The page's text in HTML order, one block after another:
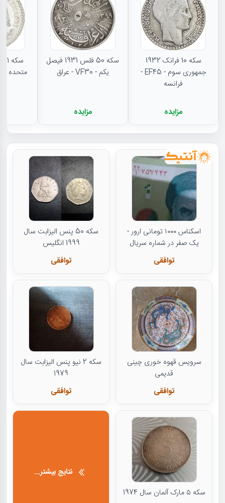
سکه 10 فرانک 1932
جمهوری سوم - EF45 -
فرانسه
مزایده
سکه 50 فلس 1931 فیصل
یکم - VF30 - عراق
مزایده
متحده - MS62 - مکزیک
اسکناس ۱۰۰۰ تومانی ارور -
یک صفر در شماره سریال
توافقی
سکه 50 پنس الیزابت سال
1999 انگلیس
توافقی
سرویس قهوه خوری چینی
قدیمی
توافقی
سکه 2 نیو پنس الیزابت سال
1979
توافقی
سکه ۵ مارک آلمان سال 1974
نتایج بیشتر...